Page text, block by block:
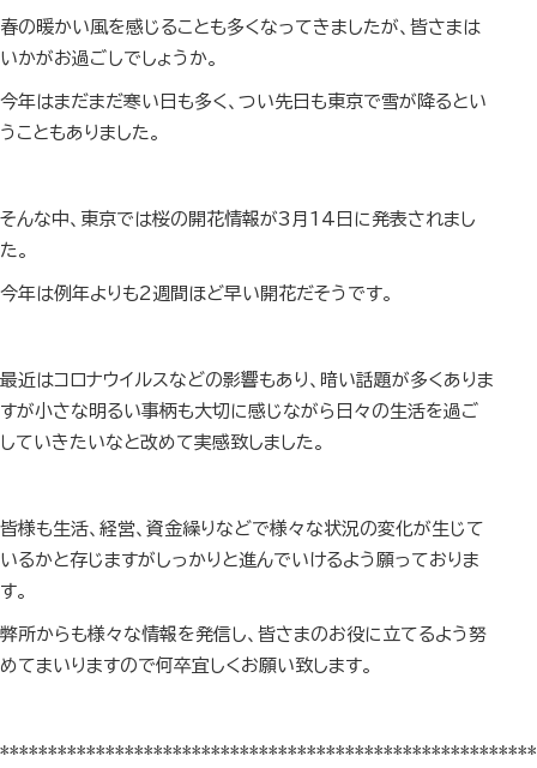
春の暖かい風を感じることも多くなってきましたが、皆さまは
いかがお過ごしでしょうか。
今年はまだまだ寒い日も多く、つい先日も東京で雪が降るとい
うこともありました。
そんな中、東京では桜の開花情報が3月14日に発表されまし
た。
今年は例年よりも2週間ほど早い開花だそうです。
最近はコロナウイルスなどの影響もあり、暗い話題が多くありま
すが小さな明るい事柄も大切に感じながら日々の生活を過ご
していきたいなと改めて実感致しました。
皆様も生活、経営、資金繰りなどで様々な状況の変化が生じて
いるかと存じますがしっかりと進んでいけるよう願っておりま
す。
弊所からも様々な情報を発信し、皆さまのお役に立てるよう努
めてまいりますので何卒宜しくお願い致します。